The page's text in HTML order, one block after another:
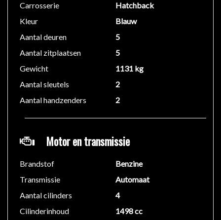
Carrosserie
Hatchback
Kleur
Blauw
Aantal deuren
5
Aantal zitplaatsen
5
Gewicht
1131 kg
Aantal sleutels
2
Aantal handzenders
2
Motor en transmissie
Brandstof
Benzine
Transmissie
Automaat
Aantal cilinders
4
Cilinderinhoud
1498 cc